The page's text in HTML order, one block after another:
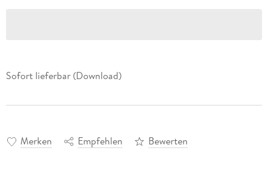
Sofort lieferbar (Download)
Merken Empfehlen Bewerten